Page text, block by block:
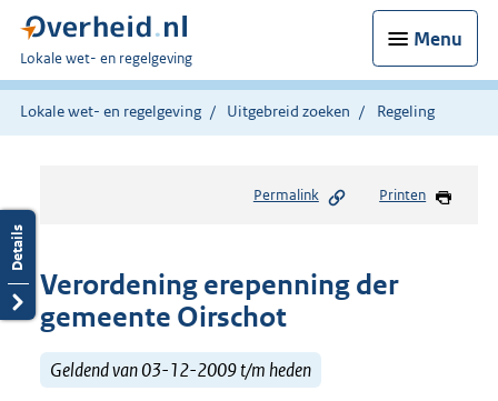
Menu
U
bent
hier:
Lokale wet- en regelgeving
Lokale wet- en regelgeving Uitgebreid zoeken Regeling
Permalink Printen
Verordening erepenning der
gemeente Oirschot
Geldend van 03-12-2009 t/m heden